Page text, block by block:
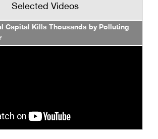
Selected Videos
Capital Kills Thousands by Polluting